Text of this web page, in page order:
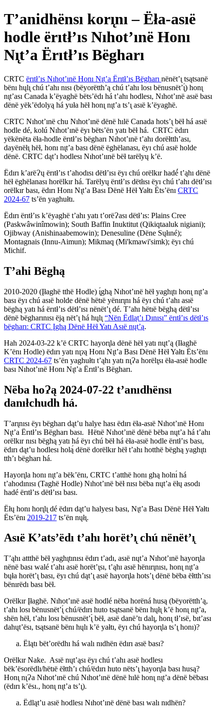
T’anidhënsı korı̨nı – Ëła-asıë
hodle ërıtł’ıs Nıhot’ınë Honı
Nı̨t’a Ërıtł’ıs Bëgharı
CRTC ërıtł’ıs Nıhot’ınë Honı Nı̨t’a Ërıtł’ıs Bëgharı nënët’ı̨ tsątsanë
bënı hųlı̨ chú t’ahı nısı (bëyorëtth’ą chú t’ahı losı bënusnët’ı̨́) honı̨
nı̨t’ası Canada k’ëyaghë bëts’ëdı há t’ahı hodlesı, Nıhot’ınë asıë bası
dënë yëk’ëdolyą há yuła hëł honı̨ nı̨t’a ts’ı̨ asıë k’ëyaghë.
CRTC Nıhot’ınë chu Nıhot’ınë dënë hılë Canada hots’ı̨ bëł há asıë
hodle dé, kolú Nıhot’ınë ëyı bëts’ën yatı bëł há. CRTC ëdırı
yëkënëta ëła-hodle ërıtł’ıs bëgharı Nıhot’ınë t’ahı dorëłtth’ası,
dayënëłı̨ hëł, honı nı̨t’a bası dënë ëghëlanası, ëyı chú asıë holde
dënë. CRTC dąt’ı hodlesı Nıhot’ıınë bëł tarëlyų k’ë.
Ëdırı k’arëɁų ërıtł’ıs t’ahodısı dëtł’ısı ëyı chú orëlkır hadé́ t’ąhı dënë
hëł ëghëlanası horëlkır há. Tarëlyų ërıtł’ıs dëtłısı ëyı chú t’ahı dëtł’ısı
orëlkır bası, ëdırı Honı Nı̨t’a Bası Dënë Hëł Yałtı Ëts’ënı CRTC
2024-67 ts’ën yaghułtı.
Ëdırı ërıtł’ıs k’ëyaghë t’ahı yatı t’orëɁası dëtł’ıs: Plains Cree
(Paskwâwinîmowin); South Baffin Inuktitut (Qikiqtaaluk nigiani);
Ojibway (Anishinaabemowin); Denesuline (Dëne Sųłıné);
Montagnais (Innu-Aimun); Mikmaq (Mi'kmawi'simk); ëyı chú
Michif.
T’ahi Bëghą
2010-2020 (Įłaghë tthë Hodle) ı̨́ghą Nıhot’ınë hëł yaghı̨tı honı̨ nı̨t’a
bası ëyı chú asıë holde dënë hëtıë yënırı̨nı há ëyı chú t’ahı asıë
bëghą yatı há ërıtł’ıs dëtł’ısı nënët’ı̨ dé. T’ahı hëtıë bëghą dëtł’ısı
dënë bëgharınısı ëją nët’ı̨ há hųlı̨ “Nën Ëdląt’ı Dınısı” ërıtł’ıs dëtł’ıs
bëgharı: CRTC Įghą Dënë Hëł Yatı Asıë nųt’ą.
Hah 2024-03-22 k’ë CRTC hayorı̨la dënë hëł yatı nųt’ą (Iłaghë
K’ënı Hodle) ëdırı yatı nı̨ɂą Honı Nı̨t’a Bası Dënë Hëł Yałtı Ëts’ënı
CRTC 2024-67 ts’ën yaghułtı t’ąhı yatı nı̨Ɂa horëlı̨sı ëła-asıë hodle
bası Nıhot’ınë Honı Nı̨t’a Ërıtł’ıs Bëgharı.
Nëba hoɁą 2024-07-22 t’anıdhënsı
danıłchudh há.
T’arı̨nısı ëyı bëgharı dąt’u halye hası ëdırı ëła-asıë Nıhot’ınë Honı
Nı̨t’a Ërıtł’ıs Bëgharı bası. Hëtıë Nıhot’ınë dënë bëba nųt’a há t’ahı
orëlkır nısı bëghą yatı há ëyı chú bëł há ëła-asıë hodle ërıtł’ıs bası,
ëdırı dąt’u hodlesı holą́ dënë dorëlkır hëł t’ahı hotthë bëghą yaghı̨tı
tth’ı bëgharı há.
Hayorı̨la honı nı̨t’a bëk’ënı, CRTC t’atthë honı ghą holnı́ há
t’ahodınısı (Taghë Hodle) Nıhot’ınë bëł nısı bëba nųt’a ëłų asodı
hadé ërıtł’ıs dëtł’ısı bası.
Ëłų honı horı̨lı̨ dé ëdırı dąt’u halyesı bası, Nı̨t’a Bası Dënë Hëł Yałtı
Ëts’ënı 2019-217 ts’ën nųłı̨.
Asıë K’ats’ëdı t’ahı horët’ı̨ chú nënët’ı̨
T’ąhı attthë bëł yaghı̨tınısı ëdırı t’adı, asıë nųt’a Nıhot’ınë hayorı̨la
nënë bası walé t’ahı asıë horët’ı̨sı, t’ąhı asıë hënırı̨nısı, honı̨ nı̨t’a
bųła horët’ı̨ bası, ëyı chú dąt’ı̨ asıë hayorı̨la hots’ı̨ dënë bëba ëłtth’ısı
bënırëdı bası bëł.
Orëlkır Įłaghë. Nıhot’ınë asıë hodlé nëba horëná husą (bëyorëtth’ą,
t’ahı losı bënusnët’ı̨́ chú/ëdırı huto tsątsanë bënı hųłı̨ k’ë honı̨ nı̨t’a,
shën hëł, t’ahı losı bënusnët’ı̨́ bëł, asıë danë’tı dalı̨, honı̨ tł’ısë, bıt’ası
dahųt’ësı, tsątsanë bënı hųlı k’ë yałtı, ëyı chú hayorı̨la ts’ı̨ honı)?
Ëlątı bët’orëdhı há walı nıdhën ëdırı asıë bası?
Orëlkır Nake. Asıë nųt’ąsı ëyı chú t’ahı asıë hodlesı
bëk’ësorëdlı/hëtıë ëłtth’ı chú/ëdırı huto nëts’ı̨ hayorı̨la bası husą?
Honı̨ nı̨Ɂa Nıhot’ınë chú Nıhot’ınë dënë hılë honı̨ nı̨t’a dënë bëbası
(ëdırı k’ësı., honı̨ nı̨t’a ts’ı̨).
Ëdląt’u asıë hodlesı Nıhot’ınë dënë bası walı nıdhën?